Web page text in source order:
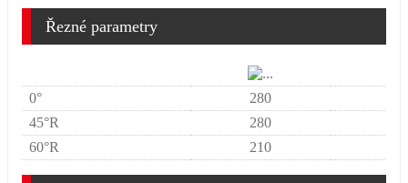
Řezné parametry
0°
280
45°R
280
60°R
210